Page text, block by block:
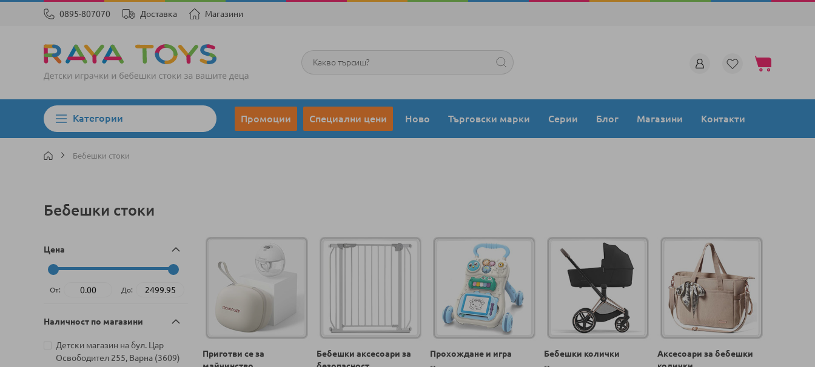
0895-807070 Доставка Магазини
Моята количка
Търсене
Категории Промоции Специални цени Ново Търговски марки Серии Блог Магазини Контакти
Бебешки стоки
Бебешки стоки
Приготви се за
Бебешки аксесоари за
Прохождане и игра
Бебешки колички
Аксесоари за бебешки
Цена
От: До:
Наличност по магазини
Детски магазин на бул. Цар
Освободител 255, Варна 3609
артикули